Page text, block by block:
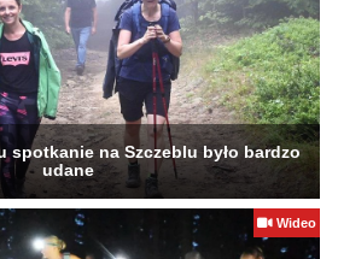
spotkanie na Szczeblu było bardzo
udane
Wideo